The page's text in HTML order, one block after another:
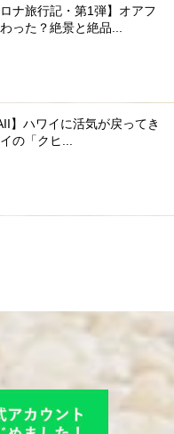
ロナ旅行記・第1弾】オアフ
った？絶景と絶品...
】ハワイに活気が戻ってき
の「クヒ...